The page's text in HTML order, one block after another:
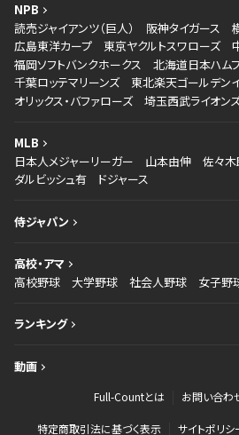
NPB
読売ジャイアンツ（巨人）
阪神タイガース
広島東洋カープ
東京ヤクルトスワローズ
福岡ソフトバンクホークス
北海道日本ハム
千葉ロッテマリーンズ
東北楽天ゴールデン
オリックス・バファローズ
埼玉西武ライオン
MLB
日本人メジャーリーガー
山本由伸 佐々
ダルビッシュ有
ドジャース
侍ジャパン
高校・アマ
高校野球
大学野球 社会人野球 女子野
ランキング
動画
Full-Countとは お問い合わ
特定商取引法に基づく表示 サイトポリシ